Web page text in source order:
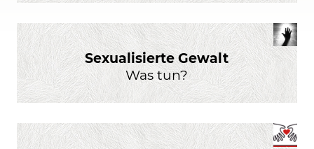
Sexualisierte Gewalt
Was tun?